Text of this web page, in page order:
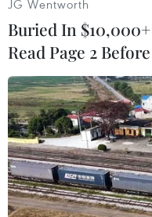
sự quán Mỹ tại Thổ
lệnh cảnh báo an
JG Wentworth
Buried In
Read Page 2